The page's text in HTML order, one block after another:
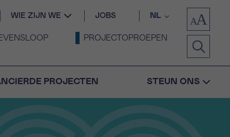
WIE ZIJN WE JOBS NL
PROJECTOPROEPEN
PROJECTEN STEUN ONS